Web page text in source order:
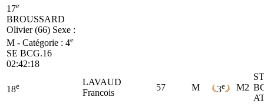
17e
BROUSSARD
Olivier (66) Sexe :
M - Catégorie : 4e
SE BCG.16
02:42:18
18e
LAVAUD
Francois
57 M 3e M2